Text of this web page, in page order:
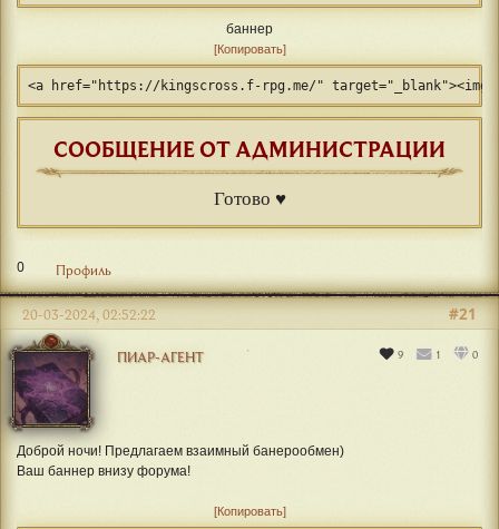
баннер
Копировать
<a href="https://kingscross.f-rpg.me/" target="_blank"><img
СООБЩЕНИЕ ОТ АДМИНИСТРАЦИИ
Готово ♥
0 Профиль
ПИАР-АГЕНТ 9 1 0
#21
20-03-2024, 02:52:22
Доброй ночи! Предлагаем взаимный банерообмен)
Ваш баннер внизу форума!
Копировать